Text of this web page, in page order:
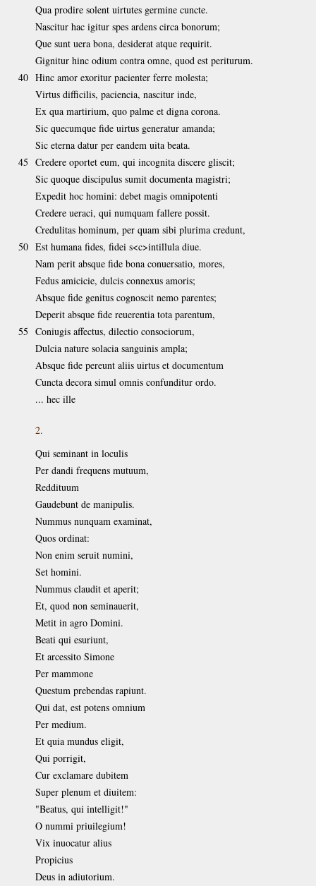
Qua prodire solent uirtutes germine cuncte.
Nascitur hac igitur spes ardens circa bonorum;
Que sunt uera bona, desiderat atque requirit.
Gignitur hinc odium contra omne, quod est periturum.
40 Hinc amor exoritur pacienter ferre molesta;
Virtus difficilis, paciencia, nascitur inde,
Ex qua martirium, quo palme et digna corona.
Sic quecumque fide uirtus generatur amanda;
Sic eterna datur per eandem uita beata.
45 Credere oportet eum, qui incognita discere gliscit;
Sic quoque discipulus sumit documenta magistri;
Expedit hoc homini: debet magis omnipotenti
Credere ueraci, qui numquam fallere possit.
Credulitas hominum, per quam sibi plurima credunt,
50 Est humana fides, fidei s<c>intillula diue.
Nam perit absque fide bona conuersatio, mores,
Fedus amicicie, dulcis connexus amoris;
Absque fide genitus cognoscit nemo parentes;
Deperit absque fide reuerentia tota parentum,
55 Coniugis affectus, dilectio consociorum,
Dulcia nature solacia sanguinis ampla;
Absque fide pereunt aliis uirtus et documentum
Cuncta decora simul omnis confunditur ordo.
... hec ille
2.
Qui seminant in loculis
Per dandi frequens mutuum,
Reddituum
Gaudebunt de manipulis.
Nummus nunquam examinat,
Quos ordinat:
Non enim seruit numini,
Set homini.
Nummus claudit et aperit;
Et, quod non seminauerit,
Metit in agro Domini.
Beati qui esuriunt,
Et arcessito Simone
Per mammone
Questum prebendas rapiunt.
Qui dat, est potens omnium
Per medium.
Et quia mundus eligit,
Qui porrigit,
Cur exclamare dubitem
Super plenum et diuitem:
"Beatus, qui intelligit!"
O nummi priuilegium!
Vix inuocatur alius
Propicius
Deus in adiutorium.